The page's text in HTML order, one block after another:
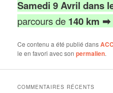
Samedi 9 Avril dans
parcours de 140 km ➡
Ce contenu a été publié dans
le en favori avec sonpermalien.
COMMENTAIRES RÉCENTS